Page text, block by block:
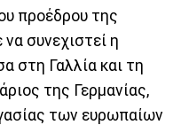
προέδρου της
συνεχιστεί η
στη Γαλλία και τη
της Γερμανίας,
των ευρωπαίων